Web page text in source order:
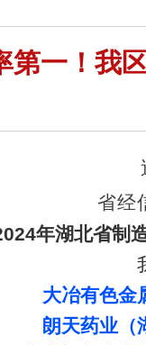
第一！我
省经
年湖北省制
大冶有色金
朗天药业（